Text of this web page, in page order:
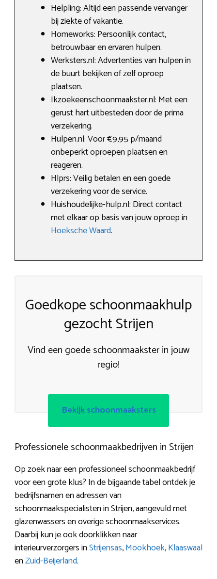
Helpling: Altijd een passende vervanger
bij ziekte of vakantie.
Homeworks: Persoonlijk contact,
betrouwbaar en ervaren hulpen.
Werksters.nl: Advertenties van hulpen in
de buurt bekijken of zelf oproep
plaatsen.
Ikzoekeenschoonmaakster.nl: Met een
gerust hart uitbesteden door de prima
verzekering.
Hulpen.nl: Voor €9,95 p/maand
onbeperkt oproepen plaatsen en
reageren.
Hlprs: Veilig betalen en een goede
verzekering voor de service.
Huishoudelijke-hulp.nl: Direct contact
met elkaar op basis van jouw oproep in
Hoeksche Waard.
Goedkope schoonmaakhulp
gezocht Strijen
Vind een goede schoonmaakster in jouw
regio!
Bekijk schoonmaaksters
Professionele schoonmaakbedrijven in Strijen
Op zoek naar een professioneel schoonmaakbedrijf
voor een grote klus? In de bijgaande tabel ontdek je
bedrijfsnamen en adressen van
schoonmaakspecialisten in Strijen, aangevuld met
glazenwassers en overige schoonmaakservices.
Daarbij kun je ook doorklikken naar
interieurverzorgers inStrijensas,Mookhoek,Klaaswaal
enZuid-Beijerland.